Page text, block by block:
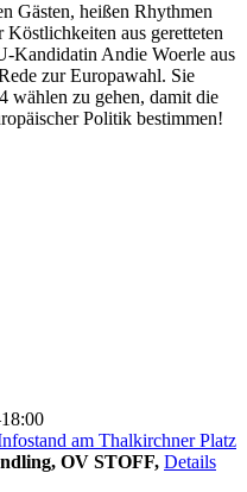
Gästen, heißen Rhythmen
aus geretteten
Kandidatin Andie Woerle aus
zur Europawahl. Sie
wählen zu gehen, damit die
Politik bestimmen!
am Thalkirchner Platz
OV STOFF, Details